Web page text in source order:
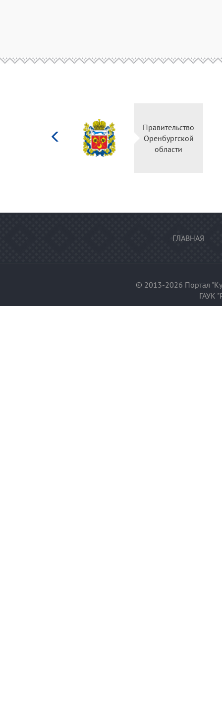
Правительство
Оренбургской
области
ГЛАВНАЯ
© 2013-2026 Портал
ГАУК